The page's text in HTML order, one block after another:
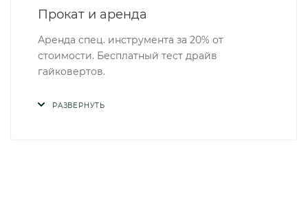
Прокат и аренда
Аренда спец. инструмента за 20% от
стоимости. Бесплатный тест драйв
гайковертов.
РАЗВЕРНУТЬ